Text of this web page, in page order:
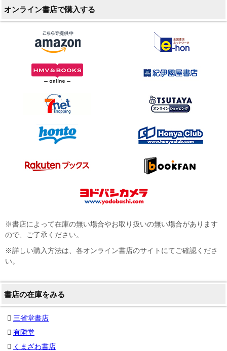
オンライン書店で購入する
※書店によって在庫の無い場合やお取り扱いの無い場合があります
ので、ご了承ください。
※詳しい購入方法は、各オンライン書店のサイトにてご確認くださ
い。
書店の在庫をみる
三省堂書店
有隣堂
くまざわ書店